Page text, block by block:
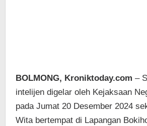
BOLMONG, Kroniktoday.com –
intelijen digelar oleh Kejaksaan
pada Jumat 20 Desember 2024
Wita bertempat di Lapangan